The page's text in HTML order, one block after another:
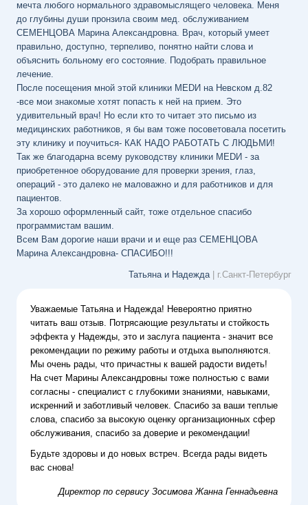
мечта любого нормального здравомыслящего человека. Меня
до глубины души пронзила своим мед. обслуживанием
СЕМЕНЦОВА Марина Александровна. Врач, который умеет
правильно, доступно, терпеливо, понятно найти слова и
объяснить больному его состояние. Подобрать правильное
лечение.
После посещения мной этой клиники МЕDИ на Невском д.82
-все мои знакомые хотят попасть к ней на прием. Это
удивительный врач! Но если кто то читает это письмо из
медицинских работников, я бы вам тоже посоветовала посетить
эту клинику и поучиться- КАК НАДО РАБОТАТЬ С ЛЮДЬМИ!
Так же благодарна всему руководству клиники МЕDИ - за
приобретенное оборудование для проверки зрения, глаз,
операций - это далеко не маловажно и для работников и для
пациентов.
За хорошо оформленный сайт, тоже отдельное спасибо
программистам вашим.
Всем Вам дорогие наши врачи и и еще раз СЕМЕНЦОВА
Марина Александровна- СПАСИБО!!!
Татьяна и Надежда | г.Санкт-Петербург
Уважаемые Татьяна и Надежда! Невероятно приятно
читать ваш отзыв. Потрясающие результаты и стойкость
эффекта у Надежды, это и заслуга пациента - значит все
рекомендации по режиму работы и отдыха выполняются.
Мы очень рады, что причастны к вашей радости видеть!
На счет Марины Александровны тоже полностью с вами
согласны - специалист с глубокими знаниями, навыками,
искренний и заботливый человек. Спасибо за ваши теплые
слова, спасибо за высокую оценку организационных сфер
обслуживания, спасибо за доверие и рекомендации!
Будьте здоровы и до новых встреч. Всегда рады видеть
вас снова!
Директор по сервису Зосимова Жанна Геннадьевна